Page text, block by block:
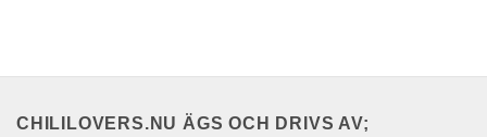
CHILILOVERS.NU ÄGS OCH DRIVS AV;